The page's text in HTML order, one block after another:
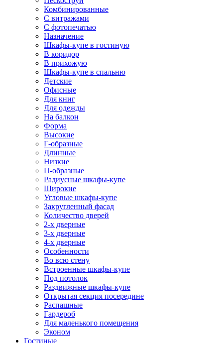
Комбинированные
С витражами
С фотопечатью
Назначение
Шкафы-купе в гостиную
В коридор
В прихожую
Шкафы-купе в спальню
Детские
Офисные
Для книг
Для одежды
На балкон
Форма
Высокие
Г-образные
Длинные
Низкие
П-образные
Радиусные шкафы-купе
Широкие
Угловые шкафы-купе
Закругленный фасад
Количество дверей
2-х дверные
3-х дверные
4-х дверные
Особенности
Во всю стену
Встроенные шкафы-купе
Под потолок
Раздвижные шкафы-купе
Открытая секция посередине
Распашные
Гардероб
Для маленького помещения
Эконом
Гостиные